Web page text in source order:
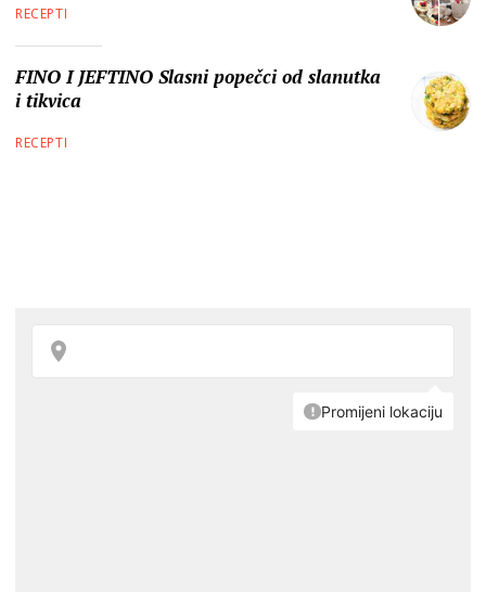
RECEPTI
FINO I JEFTINO Slasni popečci od slanutka
i tikvica
RECEPTI